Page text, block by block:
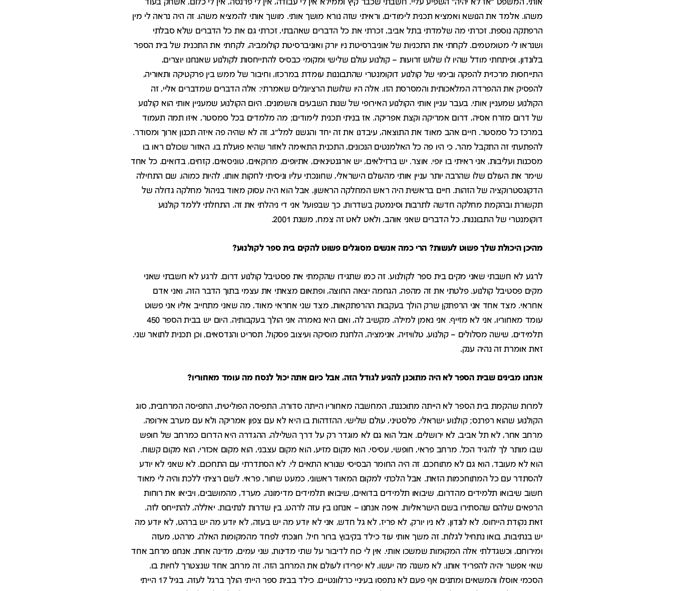
אותי, המשפט "אז לא יהיה" השפיע עליי. חשבתי שכבר קיץ וממילא אין לי עבודה, אין לי פרנסה, אין לי כלום, אשחק בעוד
משהו. אלמד את הנושא ואמציא תכנית לימודים, וראיתי שזה נורא מושך אותי. מושך אותי להמציא משהו. זה היה נראה לי מין
הרפתקה נוספת. זכרתי מה שלמדתי בתל אביב, זכרתי את כל הדברים שאהבתי, זכרתי גם את כל הדברים שלא סבלתי
ושנראו לי מטומטמים. לקחתי את התכניות של אוניברסיטת ניו יורק ואוניברסיטת קולומביה, לקחתי את התכנית של בית הספר
בלונדון, ופיתחתי מודל שהיו לו שלוש זרועות – קולנוע עולם שלישי ומקומי כבסיס להתייחסות לקולנוע שאנחנו יוצרים,
התייחסות מרכזית להפקה ובימוי של קולנוע דוקומנטרי שהתבוננות עומדת במרכזו, וחיבור של ממש בין פרקטיקה ותאוריה,
להפסיק את ההפרדה המלאכותית והמסרסת הזו. אלה היו שלושת הרציונלים שאמרתי: אלה הדברים שמדברים אליי, זה
הקולנוע שמעניין אותי. בעבר עניין אותי הקולנוע האירופי של שנות השבעים והשמונים. היום הקולנוע שמעניין אותי הוא קולנוע
של דרום מזרח אסיה, דרום אמריקה וקצת אפריקה. אז בניתי תכנית לימודים; מה מלמדים בכל סמסטר, איזו תמה תעמוד
במרכז כל סמסטר. חיים אהב מאוד את התוצאה, עיבדנו את זה יחד והגשנו למל"ג. זה לא שהיה פה איזה תכנון ארוך ומסודר.
להפתעתי זה התקבל מהר, כי היו פה כל האלמנטים הנכונים, התכנית התאימה לאזור שהיא פועלת בו. האזור שכולם ראו בו
מסכנות ועליבות, אני ראיתי בו יופי. אוצר. יש ברזילאים, יש ארגנטינאים, אתיופים, מרוקאים, טוניסאים, קזחים, בדואים. כל אחד
שימר את העולם שלו שהרבה יותר עניין אותי מהעולם הישראלי, שחונכתי עליו וניסיתי לחקות אותו, להיות כמוהו. שם התחילה
הדקונסטרוקציה של הזהות. חיים בראשית היה ראש המחלקה הראשון, אבל הוא היה עסוק מאוד בניהול מחלקה גדולה של
תקשורת ובהקמת מחלקה חדשה לתרבות וסינמטק בשדרות, כך שבפועל אני די ניהלתי את זה. התחלתי ללמד קולנוע
דוקומנטרי של התבוננות, כל הדברים שאני אוהב, ולאט לאט זה צמח, משנת 2001.
מהיכן היכולת שלך פשוט לעשות? הרי כמה אנשים מסוגלים פשוט להקים בית ספר לקולנוע?
לרגע לא חשבתי שאני מקים בית ספר לקולנוע. זה כמו שתגידו שהקמתי את פסטיבל קולנוע דרום. לרגע לא חשבתי שאני
מקים פסטיבל קולנוע. פלטתי את זה מהפה, הגחמה יצאה החוצה, ופתאום מצאתי את עצמי בתוך הדבר הזה, ואני אדם
אחראי. מצד אחד אני הרפתקן שרק הולך בעקבות ההרפתקאות, מצד שני אחראי מאוד, מה שאני מתחייב אליו אני פשוט
עומד מאחוריו, אני לא מזייף. אני נאמן למילה. מקשיב לה, ואם היא נאמרה אני הולך בעקבותיה. היום יש בבית הספר 450
תלמידים, שישה מסלולים – קולנוע, טלוויזיה, אנימציה, הלחנת מוסיקה ועיצוב פסקול, תסריט והנדסאים, וכן תכנית לתואר שני.
זאת אומרת זה נהיה ענק.
אנחנו מבינים שבית הספר לא היה מתוכנן להגיע לגודל הזה, אבל כיום אתה יכול לנסח מה עומד מאחוריו?
למרות שהקמת בית הספר לא הייתה מתוכננת, המחשבה מאחוריו הייתה סדורה. התפיסה הפוליטית, התפיסה המרחבית, סוג
הקולנוע שהוא רפרנס; קולנוע ישראלי, פלסטיני, עולם שלישי. ההזדהות בו היא לא עם צפון אמריקה ולא עם מערב אירופה.
מרחב אחר, לא תל אביב, לא ירושלים. אבל הוא גם לא מוגדר רק על דרך השלילה. ההגדרה היא הדרום כמרחב של חופש
שבו מותר לך להגיד הכל. מרחב פראי, חופשי, עסיסי. הוא מקום מזיע, הוא מקום עצבני, הוא מקום אכזרי, הוא מקום קשוח.
הוא לא מעובד, הוא גם לא מתוחכם. זה היה החומר הבסיסי שנורא התאים לי. לא הסתדרתי עם התחכום. לא שאני לא יודע
להסתדר עם כל המתוחכמות הזאת. אבל הלכתי למקום המאוד ראשוני, כמעט שחור, פראי. לשם רציתי ללכת והיה לי מאוד
חשוב שיבואו תלמידים מהדרום, שיבואו תלמידים בדואים, שיבואו תלמידים מדימונה, מערד, מהמושבים, ויביאו את רוחות
הרפאים שלהם שהסתירו בשם הישראליות. איפה אנחנו – אנחנו בין עזה לרהט, בין שדרות לנתיבות. יאללה, להתייחס לזה.
זאת נקודת הייחוס. לא לונדון, לא ניו יורק, לא פריז, לא גל חדש, אני לא יודע מה יש בעזה, לא יודע מה יש ברהט, לא יודע מה
יש בנתיבות, בואו נתחיל לגלות. זה משך אותי עוד כילד בקיבוץ ברור חיל. חונכתי לפחד מהמקומות האלה, מרהט, מעזה
ומירוחם, וכשגדלתי אלה המקומות שמשכו אותי. אין לי כוח לדיבור על שתי מדינות, שני עמים, מדינה אחת. אנחנו מרחב אחד
שאי אפשר יהיה להפריד אותו. לא משנה מה יעשו, לא יפרידו לעולם את המרחב הזה. זה מרחב אחד שנצטרך לחיות בו.
הסכמי אוסלו והמשאים ומתנים אף פעם לא נתפסו בעיניי כרלוונטיים. כילד בבית ספר הייתי הולך ברגל לעזה. בגיל 17 הייתי